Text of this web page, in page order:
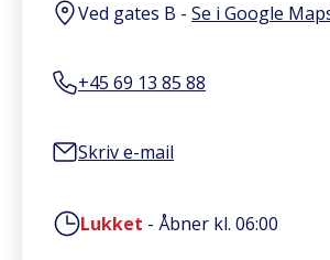
Ved gates B - Se i Google
+45 69 13 85 88
Skriv e-mail
Lukket - Åbner kl. 06:00